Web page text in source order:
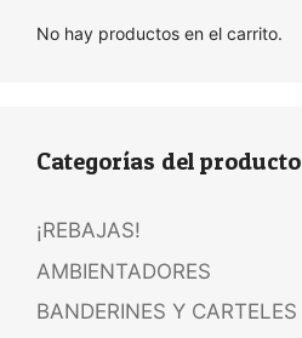
No hay productos en el carrito.
Categorías del producto
¡REBAJAS!
AMBIENTADORES
BANDERINES Y CARTELES